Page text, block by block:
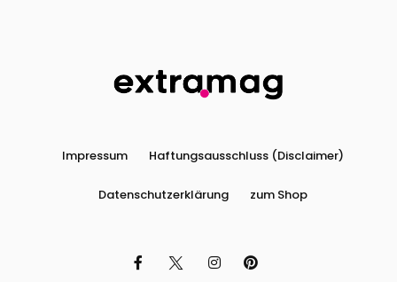
Impressum Haftungsausschluss (Disclaimer)
Datenschutzerklärung zum Shop